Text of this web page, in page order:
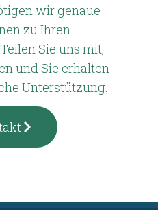
wir genaue
zu Ihren
Sie uns mit,
und Sie erhalten
Unterstützung.